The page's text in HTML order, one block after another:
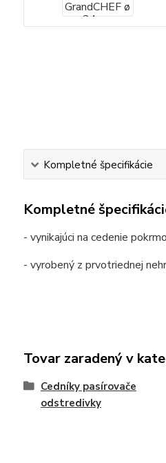
Kompletné špecifikácie
Kompletné
- vynikajúci na cedenie
- vyrobený z prvotriednej
Tovar zaradený v
Cedníky pasírovače
odstredivky